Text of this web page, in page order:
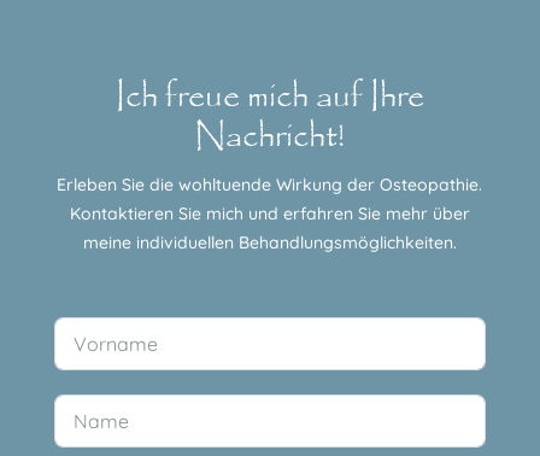
Ich freue mich auf Ihre
Nachricht!
Erleben Sie die wohltuende Wirkung der Osteopathie.
Kontaktieren Sie mich und erfahren Sie mehr über
meine individuellen Behandlungsmöglichkeiten.